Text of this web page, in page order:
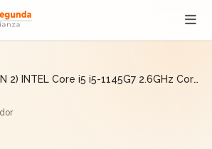
2) INTEL Core i5 i5-1145G7 2.6GHz Core